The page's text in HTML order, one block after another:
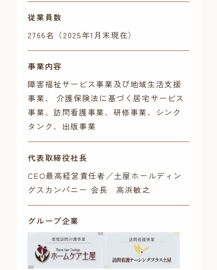
従業員数
2766名（2025年1月末現在）
事業内容
障害福祉サービス事業及び地域生活支援
事業、 介護保険法に基づく居宅サービス
事業、訪問看護事業、研修事業、シンク
タンク、出版事業
代表取締役社長
CEO最高経営責任者／土屋ホールディン
グスカンパニー 会長 高浜敏之
グループ企業